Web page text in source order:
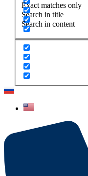
Exact matches only
Search in title
Search in content